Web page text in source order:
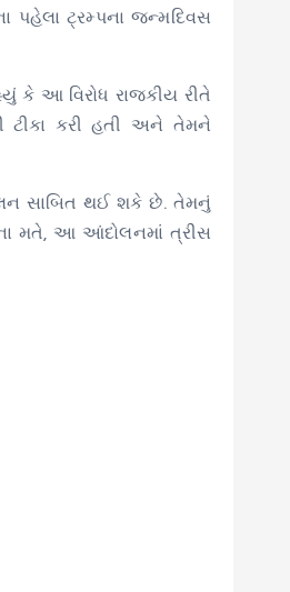
પહેલા ટ્રમ્પના જન્મદિવસ
કે આ વિરોધ રાજકીય રીતે
ટીકા કરી હતી અને તેમને
સાબિત થઈ શકે છે. તેમનું
મતે, આ આંદોલનમાં ત્રીસ